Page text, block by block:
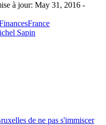
à jour: May 31, 2016 -
France
Sapin
de ne pas s'immiscer